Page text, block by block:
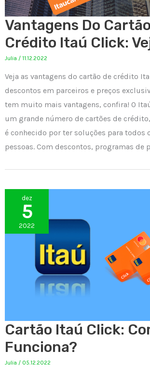
Vantagens Do
Crédito Itaú Click:
Julia / 11.12.2022
Veja as vantagens do cartão de crédito
descontos em parceiros e preços
tem muito mais vantagens, confira! O
um grande número de cartões de
é conhecido por ter soluções para todos
pessoas. Com descontos, programas de
dez
5
2022
Cartão Itaú Click:
Funciona?
Julia / 05.12.2022